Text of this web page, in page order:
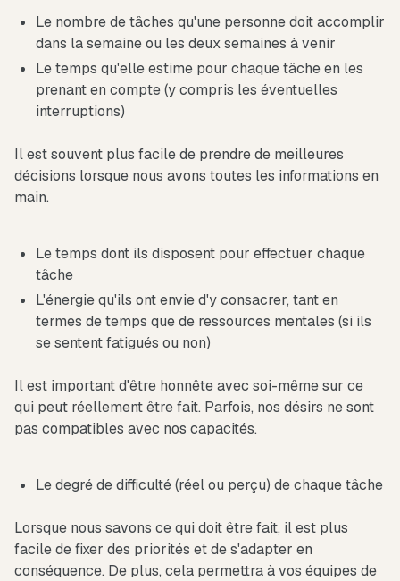
Le nombre de tâches qu'une personne doit accomplir
dans la semaine ou les deux semaines à venir
Le temps qu'elle estime pour chaque tâche en les
prenant en compte (y compris les éventuelles
interruptions)
Il est souvent plus facile de prendre de meilleures
décisions lorsque nous avons toutes les informations en
main.
Le temps dont ils disposent pour effectuer chaque
tâche
L'énergie qu'ils ont envie d'y consacrer, tant en
termes de temps que de ressources mentales (si ils
se sentent fatigués ou non)
Il est important d'être honnête avec soi-même sur ce
qui peut réellement être fait. Parfois, nos désirs ne sont
pas compatibles avec nos capacités.
Le degré de difficulté (réel ou perçu) de chaque tâche
Lorsque nous savons ce qui doit être fait, il est plus
facile de fixer des priorités et de s'adapter en
conséquence. De plus, cela permettra à vos équipes de